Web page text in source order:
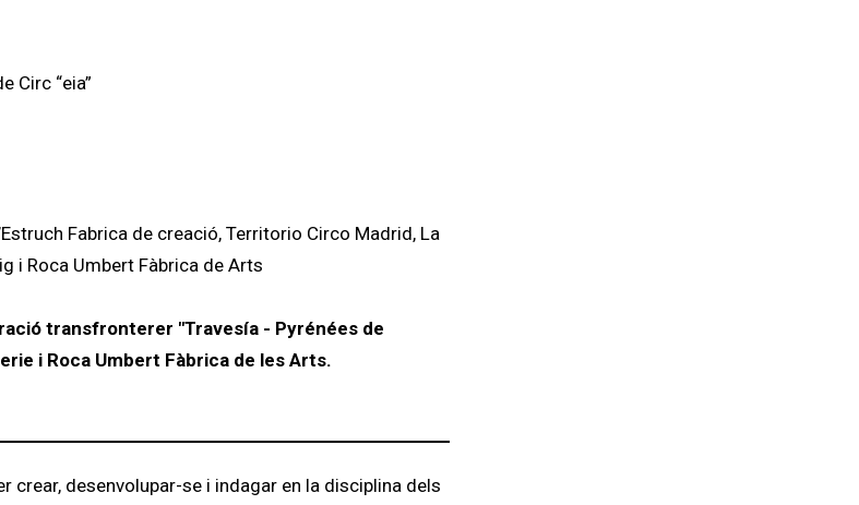
Circ “eia”
Fabrica de creació, Territorio Circo Madrid, La
i Roca Umbert Fàbrica de Arts
transfronterer "Travesía - Pyrénées de
i Roca Umbert Fàbrica de les Arts.
crear, desenvolupar-se i indagar en la disciplina dels